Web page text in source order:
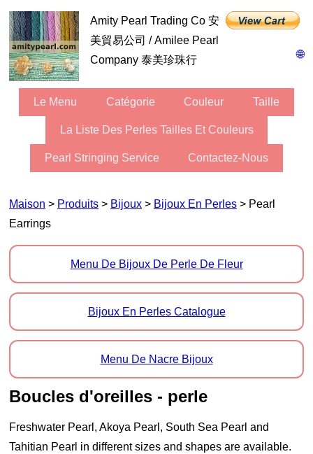
🌐
Amity Pearl Trading Co 安
美貿易公司 / Amilee Pearl
Company 泰美珍珠行
Le Menu Catégorie Couleur Taille
La Liste Des Perles Tailles Et Couleurs
Pearl Stringing Service Contactez-Nous
Maison > Produits > Bijoux > Bijoux En Perles > Pearl
Earrings
Menu De Bijoux De Perle De Fleur
Bijoux En Perles Catalogue
Menu De Nacre Bijoux
Boucles d'oreilles - perle
Freshwater Pearl, Akoya Pearl, South Sea Pearl and
Tahitian Pearl in different sizes and shapes are available.